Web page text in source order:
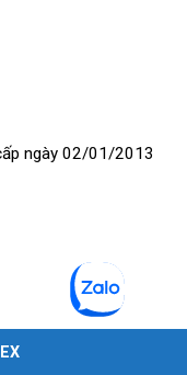
ngày 02/01/2013